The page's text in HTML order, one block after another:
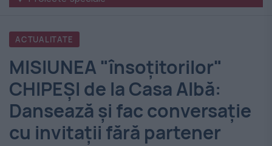
internaționale
România
-
Evenimentul
Zilei
ACTUALITATE
MISIUNEA "însoţitorilor"
CHIPEŞI de la Casa Albă:
Dansează şi fac conversaţie
cu invitaţii fără partener